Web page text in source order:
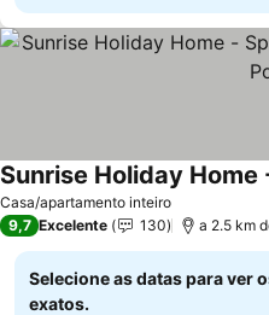
Casa/apartamento inteiro
9,7 Excelente 130 a 2.5 km
Selecione as datas para ver
exatos.